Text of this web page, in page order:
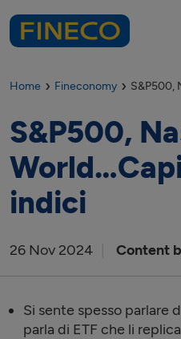
Home Fineconomy
S&P500,
indici
26 Nov2024 Content
Si sente spesso parlare
parla di ETF che li